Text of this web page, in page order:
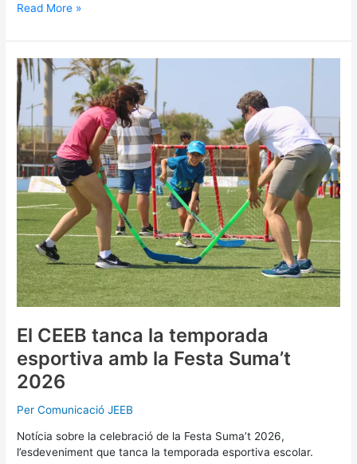
Read More »
El CEEB tanca la temporada
esportiva amb la Festa Suma’t
2026
Per Comunicació JEEB
Notícia sobre la celebració de la Festa Suma’t 2026,
l’esdeveniment que tanca la temporada esportiva escolar.
El
CEEB
tanca
la
temporada
esportiva
amb
la
Festa
Suma’t
2026